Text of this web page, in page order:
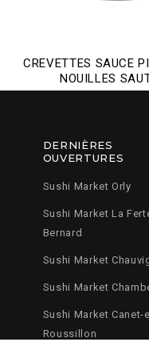
CREVETTES SAUCE
NOUILLES
DERNIÈRES
OUVERTURES
Sushi Market Orly
Sushi Market La
Bernard
Sushi Market
Sushi Market
Sushi Market Canet-
Roussillon